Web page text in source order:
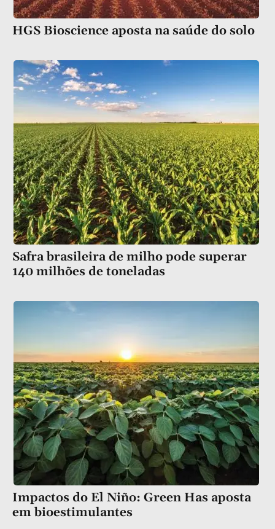
HGS Bioscience aposta na saúde do solo
Safra brasileira de milho pode superar
140 milhões de toneladas
Impactos do El Niño: Green Has aposta
em bioestimulantes